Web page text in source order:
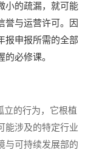
小的疏漏，就可能
誉与运营许可。因
报申报所需的全部
必修课。
的行为，它根植
能涉及的特定行业
与可持续发展部的